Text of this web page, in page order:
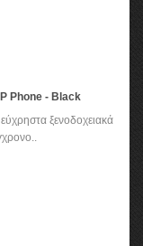
Phone - Black
ξενοδοχειακά